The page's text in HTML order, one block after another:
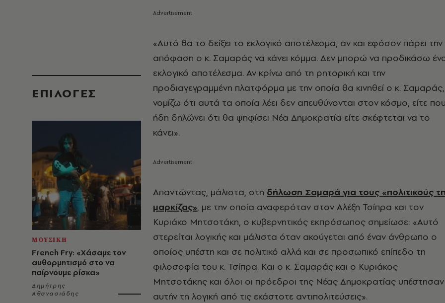
EΠΙΛΟΓΈΣ
ΜΟΥΣΙΚΗ
French Fry: «Χάσαμε τον
αυθορμητισμό στο να
παίρνουμε ρίσκα»
Δημήτρης
Αθανασιάδης
«Αυτό θα το δείξει το εκλογικό αποτέλεσμα, αν και εφόσον πάρει την
απόφαση ο κ. Σαμαράς να κάνει κόμμα. Δεν μπορώ να προδικάσω
εκλογικό αποτέλεσμα. Αν κρίνω από τη ρητορική και την
προδιαγεγραμμένη πλατφόρμα με την οποία θα κινηθεί ο κ. Σαμαράς,
νομίζω ότι αυτά τα οποία λέει δεν απευθύνονται στον κόσμο, είτε που
ήδη δηλώνει ότι θα ψηφίσει Νέα Δημοκρατία είτε σκέφτεται να το
κάνει».
Απαντώντας, μάλιστα, στη δήλωση Σαμαρά για τους «πολιτικούς
μαρκίζας», με την οποία αναφερόταν στον Αλέξη Τσίπρα και τον
Κυριάκο Μητσοτάκη, ο κυβερνητικός εκπρόσωπος σημείωσε: «Αυτό
στερείται λογικής και μάλιστα όταν ακούγεται από έναν άνθρωπο ο
οποίος υπέστη και σε πολιτικό αλλά και σε προσωπικό επίπεδο τη
φιλοσοφία του κ. Τσίπρα. Και ο κ. Σαμαράς και ο Κυριάκος
Μητσοτάκης και όλοι οι πρόεδροι της Νέας Δημοκρατίας υπέστησαν
αυτήν τη λογική από τις εκάστοτε αντιπολιτεύσεις».